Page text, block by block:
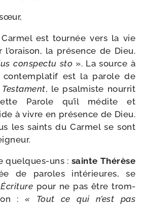
est tour­née vers la vie
l’oraison, la pré­sence de Dieu.
conspec­tu sto ». La source à
est la parole de
Testament, le psal­miste nour­rit
Parole qu’il médite et
à vivre en pré­sence de Dieu.
les saints du Carmel se sont
quelques-​uns : sainte Thérèse
de paroles inté­rieures, se
pour ne pas être trom­
: « Tout ce qui n’est pas